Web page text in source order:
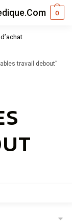
0
travail debout”